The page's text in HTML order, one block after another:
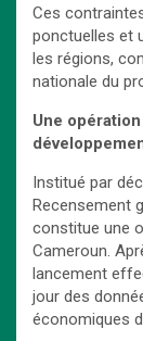
Ces
ponctuelles et
les régions,
nationale du
Une
Institué par
Recensement
constitue une
Cameroun.
lancement
jour des
économiques